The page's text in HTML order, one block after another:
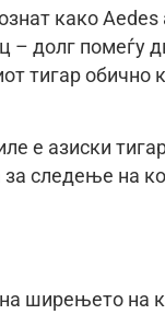
како
– долг помеѓу
тигар обично
е азиски
следење на
на ширењето на